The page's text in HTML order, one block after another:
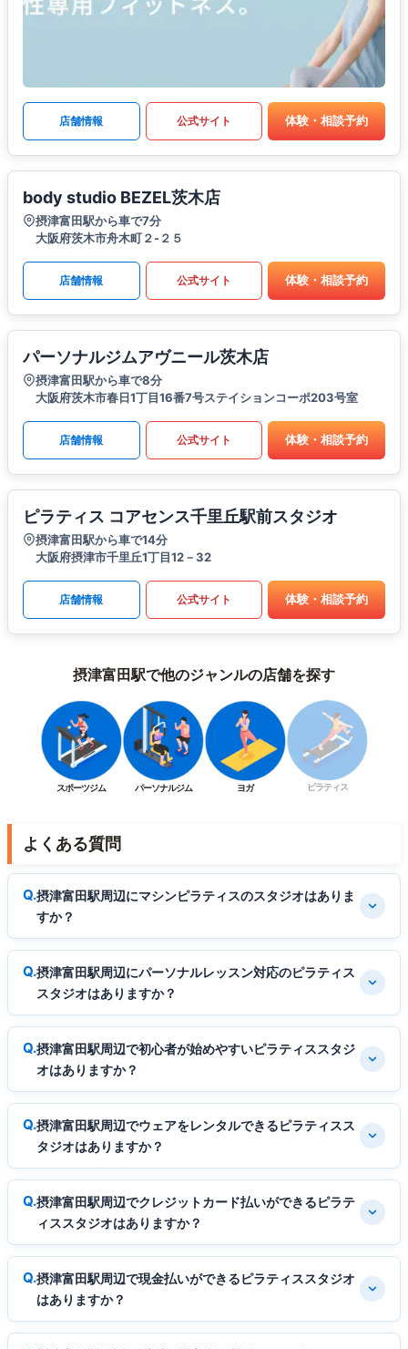
店舗情報 公式サイト 体験・相談予約
body studio BEZEL茨木店
摂津富田駅から車で7分
大阪府茨木市舟木町２-２５
店舗情報 公式サイト 体験・相談予約
パーソナルジムアヴニール茨木店
摂津富田駅から車で8分
大阪府茨木市春日1丁目16番7号ステイションコーポ203号室
店舗情報 公式サイト 体験・相談予約
ピラティス コアセンス千里丘駅前スタジオ
摂津富田駅から車で14分
大阪府摂津市千里丘1丁目12－32
店舗情報 公式サイト 体験・相談予約
摂津富田駅で他のジャンルの店舗を探す
スポーツジム パーソナルジム ヨガ ピラティス
よくある質問
摂津富田駅周辺にマシンピラティスのスタジオはありま
すか？
摂津富田駅周辺にパーソナルレッスン対応のピラティス
スタジオはありますか？
摂津富田駅周辺で初心者が始めやすいピラティススタジ
オはありますか？
摂津富田駅周辺でウェアをレンタルできるピラティスス
タジオはありますか？
摂津富田駅周辺でクレジットカード払いができるピラテ
ィススタジオはありますか？
摂津富田駅周辺で現金払いができるピラティススタジオ
はありますか？